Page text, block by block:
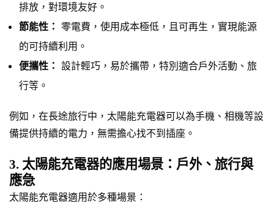
排放，對環境友好。
節能性： 零電費，使用成本極低，且可再生，實現能源
的可持續利用。
便攜性： 設計輕巧，易於攜帶，特別適合戶外活動、旅
行等。
例如，在長途旅行中，太陽能充電器可以為手機、相機等設
備提供持續的電力，無需擔心找不到插座。
3. 太陽能充電器的應用場景：戶外、旅行與
應急
太陽能充電器適用於多種場景：